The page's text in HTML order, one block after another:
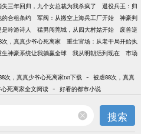
失三年回归，九个女总裁为我杀疯了
退役兵王：归
的合租条约 军阀：从搬空上海兵工厂开始
神豪判
吟游诗人 猛男闯莞城，从四大村姑开始
废兽逆
次，真真少爷心死离家
重生官场：从老干局开始执
生神豪系统让我躺赢全球 我从明朝活到现在
市场
次，真真少爷心死离家txt下载 - 被虐88次，真真
死离家全文阅读 - 好看的都市小说
搜索